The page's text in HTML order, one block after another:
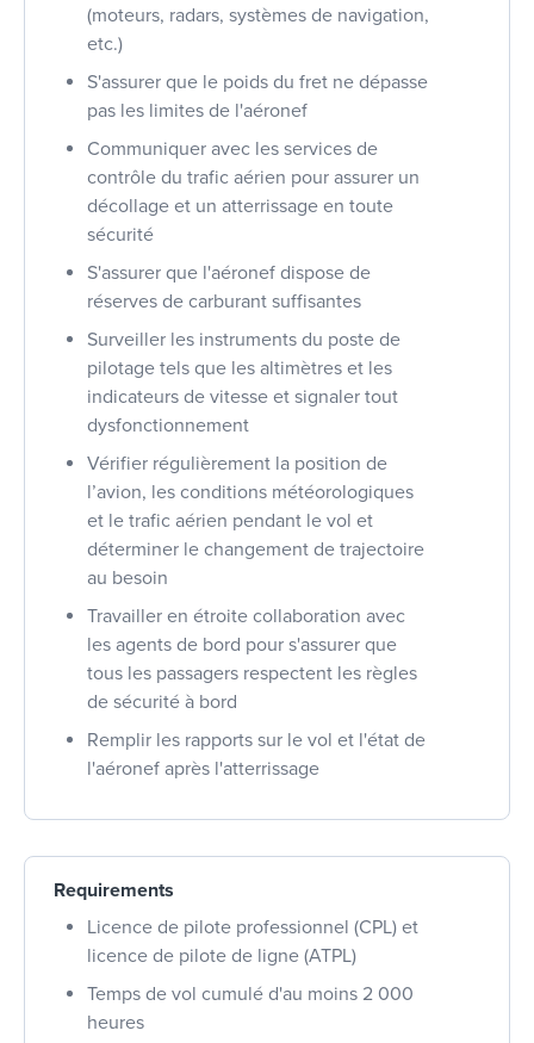
(moteurs, radars, systèmes de navigation,
etc.)
S'assurer que le poids du fret ne dépasse
pas les limites de l'aéronef
Communiquer avec les services de
contrôle du trafic aérien pour assurer un
décollage et un atterrissage en toute
sécurité
S'assurer que l'aéronef dispose de
réserves de carburant suffisantes
Surveiller les instruments du poste de
pilotage tels que les altimètres et les
indicateurs de vitesse et signaler tout
dysfonctionnement
Vérifier régulièrement la position de
l’avion, les conditions météorologiques
et le trafic aérien pendant le vol et
déterminer le changement de trajectoire
au besoin
Travailler en étroite collaboration avec
les agents de bord pour s'assurer que
tous les passagers respectent les règles
de sécurité à bord
Remplir les rapports sur le vol et l'état de
l'aéronef après l'atterrissage
Requirements
Licence de pilote professionnel (CPL) et
licence de pilote de ligne (ATPL)
Temps de vol cumulé d'au moins 2 000
heures